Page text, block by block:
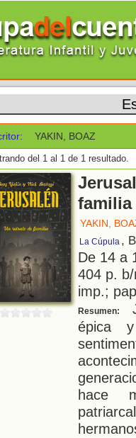
YAKIN, BOAZ
del 1 al 1 de 1 resultado.
familia
YAKIN,
La Cúpula ,
De 14 a
404 p.
imp.;
Resumen:
épica
hace